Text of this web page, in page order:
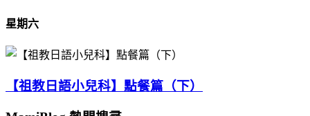
星期六
【祖教日語小兒科】點餐篇（下）